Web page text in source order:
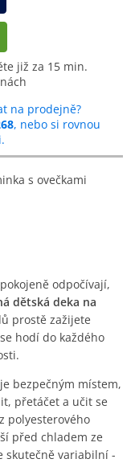
již za 15 min.
na prodejně?
, nebo si rovnou
s ovečkami
odpočívají,
dětská deka na
prostě zažijete
hodí do každého
bezpečným místem,
přetáčet a učit se
polyesterového
před chladem ze
skutečně variabilní -